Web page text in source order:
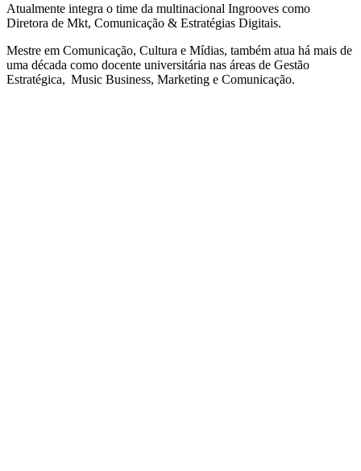
Atualmente integra o time da multinacional Ingrooves como
Diretora de Mkt, Comunicação & Estratégias Digitais.
Mestre em Comunicação, Cultura e Mídias, também atua há mais de
uma década como docente universitária nas áreas de Gestão
Estratégica, Music Business, Marketing e Comunicação.